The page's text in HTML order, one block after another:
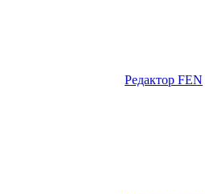
Редактор FEN